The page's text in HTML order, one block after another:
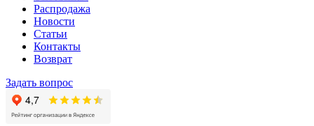
Распродажа
Новости
Статьи
Контакты
Возврат
Задать вопрос